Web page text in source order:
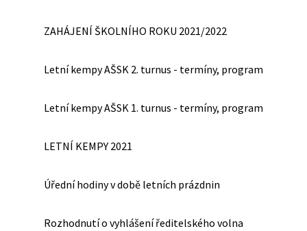
ZAHÁJENÍ ŠKOLNÍHO ROKU 2021/2022
Letní kempy AŠSK 2. turnus - termíny, program
Letní kempy AŠSK 1. turnus - termíny, program
LETNÍ KEMPY 2021
Úřední hodiny v době letních prázdnin
Rozhodnutí o vyhlášení ředitelského volna